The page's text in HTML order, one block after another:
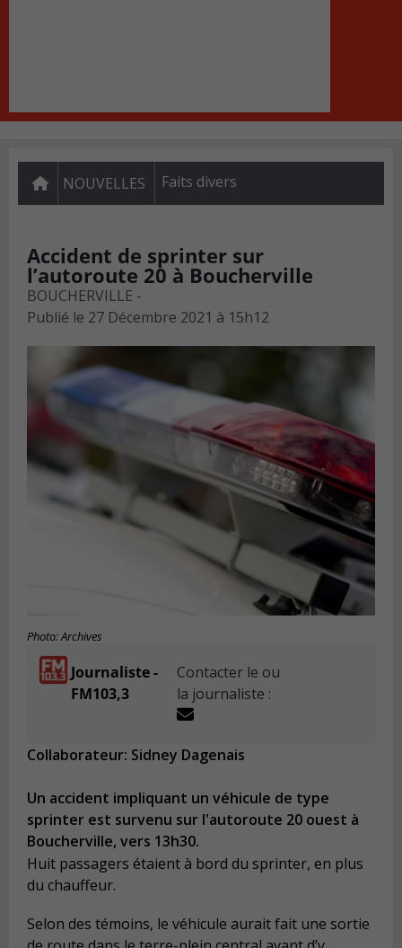
NOUVELLES Faits divers
Accident de sprinter sur
l’autoroute 20 à Boucherville
BOUCHERVILLE -
Publié le 27 Décembre 2021 à 15h12
Photo: Archives
Journaliste -
FM103,3
Contacter le ou
la journaliste :
Collaborateur: Sidney Dagenais
Un accident impliquant un véhicule de type
sprinter est survenu sur l'autoroute 20 ouest à
Boucherville, vers 13h30.
Huit passagers étaient à bord du sprinter, en plus
du chauffeur.
Selon des témoins, le véhicule aurait fait une sortie